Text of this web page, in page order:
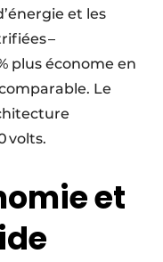
et les
–
plus économe en
Le
volts.
et